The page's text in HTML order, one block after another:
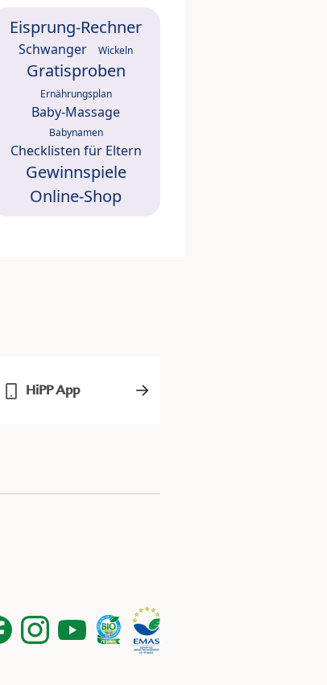
Eisprung-Rechner
Schwanger Wickeln
Gratisproben
Ernährungsplan
Baby-Massage
Babynamen
Checklisten für Eltern
Gewinnspiele
Online-Shop
HiPP App